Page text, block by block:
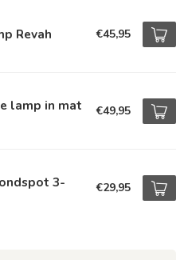
Revah €45,95
lamp in mat €49,95
3- €29,95